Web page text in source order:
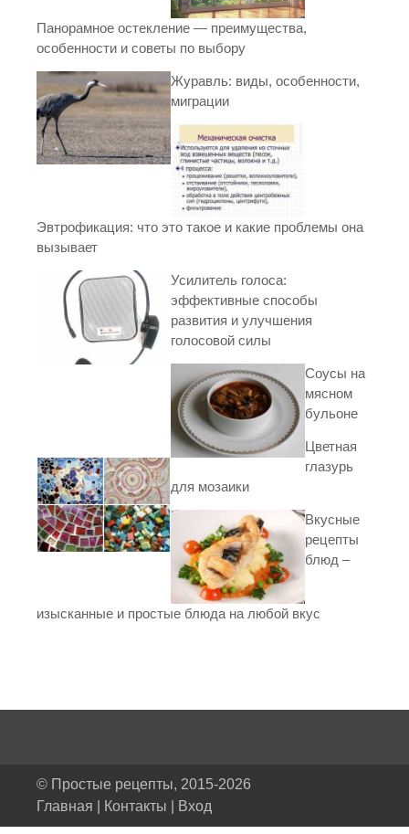
Панорамное остекление — преимущества,
особенности и советы по выбору
Журавль: виды, особенности,
миграции
Эвтрофикация: что это такое и какие проблемы она
вызывает
Усилитель голоса:
эффективные способы
развития и улучшения
голосовой силы
Соусы на
мясном
бульоне
Цветная
глазурь
для мозаики
Вкусные
рецепты
блюд –
изысканные и простые блюда на любой вкус
© Простые рецепты, 2015-2026
Главная
Контакты Вход